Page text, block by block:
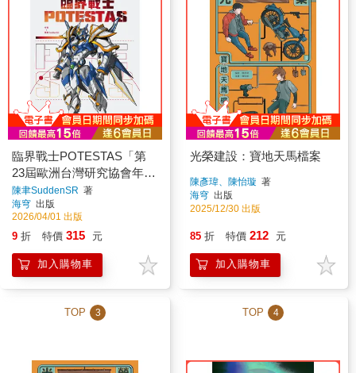
臨界戰士POTESTAS「第
23屆歐洲台灣研究協會年
會：回望台灣解嚴40年」搶
先限量珍藏版
陳聿SuddenSR 著
海穹 出版
2026/04/01 出版
9 折 特價 315 元
加入購物車
光榮建設：寶地天馬檔案
陳彥瑋、陳怡璇 著
海穹 出版
2025/12/30 出版
85 折 特價 212 元
加入購物車
TOP 3 TOP 4